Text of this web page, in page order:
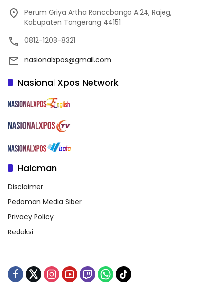
Perum Griya Artha Rancabango A.24, Rajeg,
Kabupaten Tangerang 44151
0812-1208-8321
nasionalxpos@gmail.com
Nasional Xpos Network
Halaman
Disclaimer
Pedoman Media Siber
Privacy Policy
Redaksi